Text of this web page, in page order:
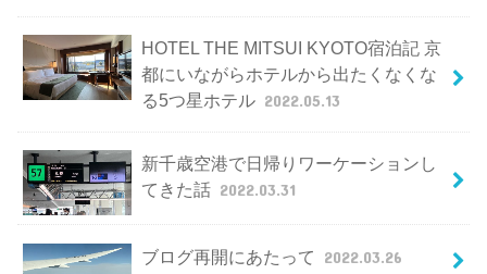
HOTEL THE MITSUI KYOTO宿泊記 京
都にいながらホテルから出たくなくな
る5つ星ホテル 2022.05.13
新千歳空港で日帰りワーケーションし
てきた話 2022.03.31
ブログ再開にあたって 2022.03.26